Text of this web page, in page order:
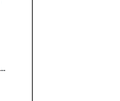
Star Wars - La Haute République - Un équilibre fragile